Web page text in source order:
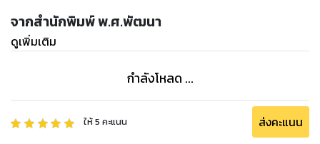
จากสำนักพิมพ์ พ.ศ.พัฒนา
ดูเพิ่มเติม
กำลังโหลด ...
ให้5 คะแนน ส่งคะแนน